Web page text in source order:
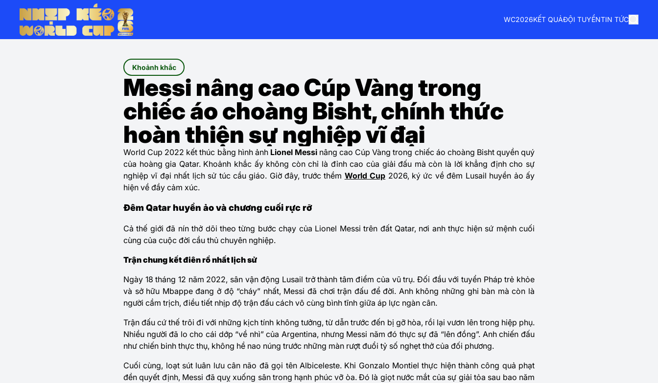
WC2026KẾT QUẢĐỘI TUYỂNTIN TỨC
Khoảnh khắc
Messi nâng cao Cúp Vàng trong
chiếc áo choàng Bisht, chính thức
hoàn thiện sự nghiệp vĩ đại
World Cup 2022 kết thúc bằng hình ảnh Lionel Messinâng cao Cúp Vàng trong chiếc áo choàng Bisht quyền quý
của hoàng gia Qatar. Khoảnh khắc ấy không còn chỉ là đỉnh cao của giải đấu mà còn là lời khẳng định cho sự
nghiệp vĩ đại nhất lịch sử túc cầu giáo. Giờ đây, trước thềm World Cup 2026, ký ức về đêm Lusail huyền ảo ấy
hiện về đầy cảm xúc.
Đêm Qatar huyền ảo và chương cuối rực rỡ
Cả thế giới đã nín thở dõi theo từng bước chạy của Lionel Messi trên đất Qatar, nơi anh thực hiện sứ mệnh cuối
cùng của cuộc đời cầu thủ chuyên nghiệp.
Trận chung kết điên rồ nhất lịch sử
Ngày 18 tháng 12 năm 2022, sân vận động Lusail trở thành tâm điểm của vũ trụ. Đối đầu với tuyển Pháp trẻ khỏe
và sở hữu Mbappe đang ở độ “cháy” nhất, Messi đã chơi trận đấu để đời. Anh không những ghi bàn mà còn là
người cầm trịch, điều tiết nhịp độ trận đấu cách vô cùng bình tĩnh giữa áp lực ngàn cân.
Trận đấu cứ thế trôi đi với những kịch tính không tưởng, từ dẫn trước đến bị gỡ hòa, rồi lại vươn lên trong hiệp phụ.
Nhiều người đã lo cho cái dớp “về nhì” của Argentina, nhưng Messi năm đó thực sự đã “lên đồng”. Anh chiến đấu
như chiến binh thực thụ, không hề nao núng trước những màn rượt đuổi tỷ số nghẹt thở của đối phương.
Cuối cùng, loạt sút luân lưu cân não đã gọi tên Albiceleste. Khi Gonzalo Montiel thực hiện thành công quả phạt
đền quyết định, Messi đã quỵ xuống sân trong hạnh phúc vỡ òa. Đó là giọt nước mắt của sự giải tỏa sau bao năm